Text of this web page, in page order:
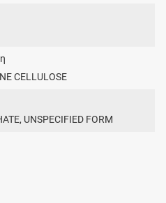
CELLULOSE
UNSPECIFIED FORM